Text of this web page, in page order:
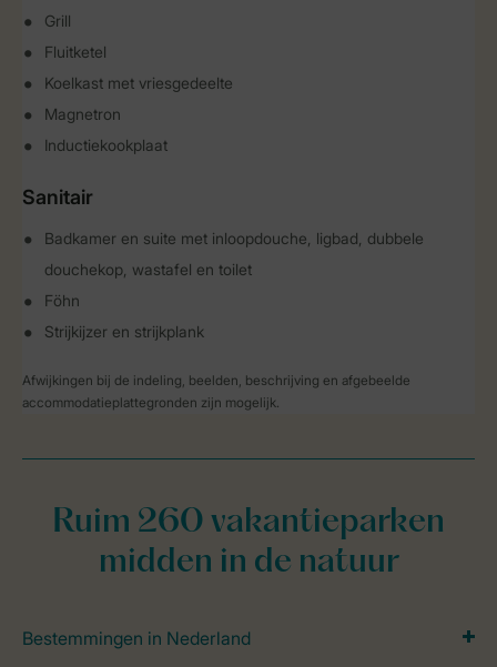
Grill
Fluitketel
Koelkast met vriesgedeelte
Magnetron
Inductiekookplaat
Sanitair
Badkamer en suite met inloopdouche, ligbad, dubbele
douchekop, wastafel en toilet
Föhn
Strijkijzer en strijkplank
Afwijkingen bij de indeling, beelden, beschrijving en afgebeelde
accommodatieplattegronden zijn mogelijk.
Ruim 260 vakantieparken
midden in de natuur
Bestemmingen in Nederland